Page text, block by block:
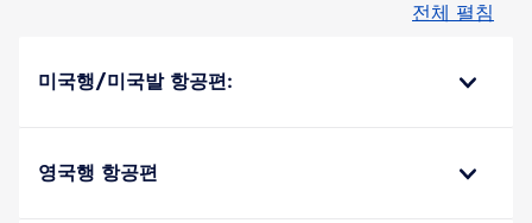
전체 펼침
미국행/미국발 항공편:
영국행 항공편